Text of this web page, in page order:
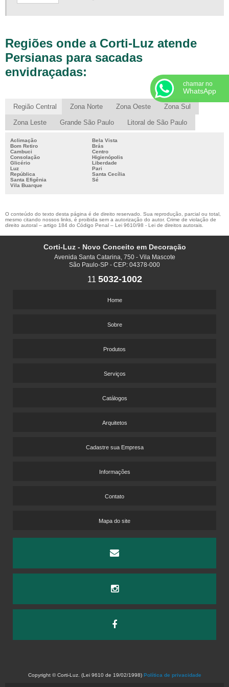
PISO EMBORRACHADO SP
PISO LAMINADO ATACADO SP
PISO LAMINADO DURAFLOOR
PISO LAMINADO DURAFLOOR EMBORRACHADO
PISO LAMINADO NO ATACADO
PISO LAMINADO PARA AREA COMERCIAL
PISO LAMINADO PARA ESCRITÓRIO
PISO LAMINADO PARA USO COMERCIAL
PISO LAMINADO PREÇO ATACADO
PISO LAMINADO RESISTENTE A ÁGUA
PISO VINÍLICO A PROVA D'AGUA
PISO VINÍLICO AMADEIRADO
PISO VINÍLICO ÁREA EXTERNA
PISO VINÍLICO DE ENCAIXE PREÇO
PISOS VINÍLICOS CORPORATIVOS
VENDA DE PISO LAMINADO NO ATACADO
PISO LAMINADO EUCAFLOOR PREÇO
PISO VINÍLICO DURAFLOOR PREÇO
CORTINA MOTORIZADA
Regiões onde a Corti-Luz atende
Persianas para sacadas
envidraçadas:
Região Central Zona Norte Zona Oeste Zona Sul
Zona Leste Grande São Paulo Litoral de São Paulo
Aclimação
Bela Vista
Bom Retiro
Brás
Cambuci
Centro
Consolação
Higienópolis
Glicério
Liberdade
Luz
Pari
República
Santa Cecília
Santa Efigênia
Sé
Vila Buarque
O conteúdo do texto desta página é de direito reservado. Sua reprodução, parcial ou total,
mesmo citando nossos links, é proibida sem a autorização do autor. Crime de violação de
direito autoral – artigo 184 do Código Penal – Lei 9610/98 - Lei de direitos autorais
Corti-Luz - Novo Conceito em Decoração
Avenida Santa Catarina, 750 - Vila Mascote
São Paulo-SP - CEP: 04378-000
11 5032-1002
Home
Sobre
Produtos
Serviços
Catálogos
Arquitetos
Cadastre sua Empresa
Informações
Contato
Mapa do site
Copyright © Corti-Luz. (Lei 9610 de 19/02/1998) Política de privacidade
chamar no
WhatsApp